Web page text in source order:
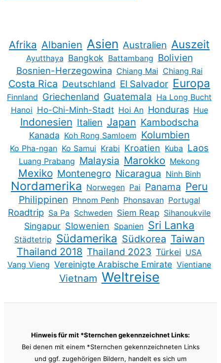
Afrika Albanien Asien Australien Auszeit
Ayutthaya Bangkok Battambang Bolivien
Bosnien-Herzegowina Chiang Mai Chiang Rai
Costa Rica Deutschland El Salvador Europa
Finnland Griechenland Guatemala Ha Long Bucht
Hanoi Ho-Chi-Minh-Stadt Hoi An Honduras Hue
Indonesien Italien Japan Kambodscha
Kanada Koh Rong Samloem Kolumbien
Ko Pha-ngan Ko Samui Krabi Kroatien Kuba Laos
Luang Prabang Malaysia Marokko Mekong
Mexiko Montenegro Nicaragua Ninh Binh
Nordamerika Norwegen Pai Panama Peru
Philippinen Phnom Penh Phonsavan Portugal
Roadtrip Sa Pa Schweden Siem Reap Sihanoukvile
Singapur Slowenien Spanien Sri Lanka
Städtetrip Südamerika Südkorea Taiwan
Thailand 2018 Thailand 2023 Türkei USA
Vang Vieng Vereinigte Arabische Emirate Vientiane
Vietnam Weltreise
Hinweis für mit *Sternchen gekennzeichnet Links:
Bei denen mit einem *Sternchen gekennzeichneten Links
und ggf. zugehörigen Bildern, handelt es sich um